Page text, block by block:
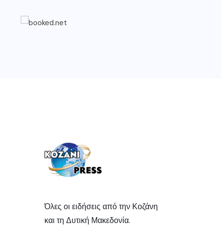
Όλες οι ειδήσεις από την Κοζάνη
και τη Δυτική Μακεδονία.